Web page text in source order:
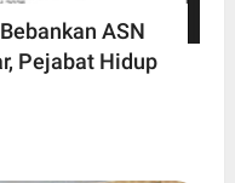
ASN
Pejabat Hidup